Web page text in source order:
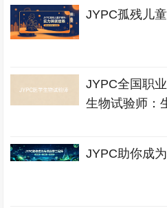
JYPC孤残儿
JYPC全国职
生物试验师：
JYPC助你成